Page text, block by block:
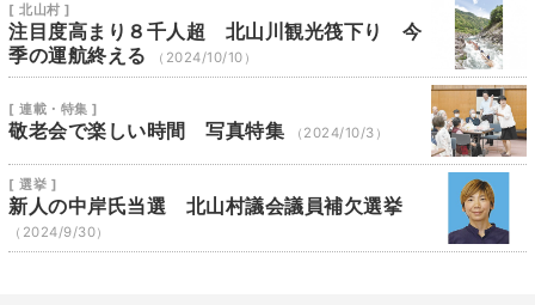
[ 北山村 ]
注目度高まり８千人超 北山川観光筏下り 今
季の運航終える
（2024/10/10）
[ 連載・特集 ]
敬老会で楽しい時間 写真特集 （2024/10/3）
[ 選挙 ]
新人の中岸氏当選 北山村議会議員補欠選挙
（2024/9/30）